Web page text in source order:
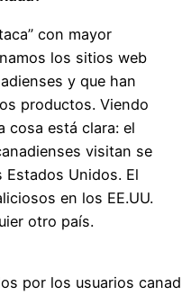
con mayor
los sitios web
y que han
productos. Viendo
cosa está clara: el
visitan se
Unidos. El
en los EE.UU.
otro país.
por los usuarios